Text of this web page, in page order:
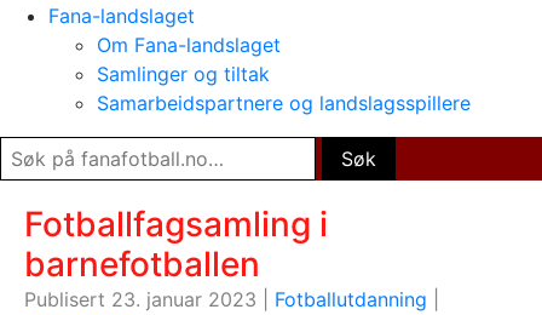
Fana-landslaget
Om Fana-landslaget
Samlinger og tiltak
Samarbeidspartnere og landslagsspillere
Fotballfagsamling i
barnefotballen
Publisert 23. januar 2023 | Fotballutdanning